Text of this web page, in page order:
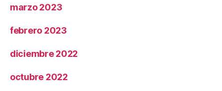
marzo 2023
febrero 2023
diciembre 2022
octubre 2022